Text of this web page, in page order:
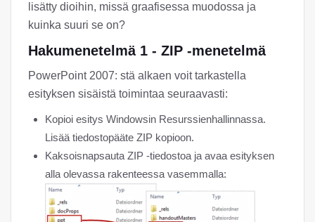
lisätty dioihin, missä graafisessa muodossa ja
kuinka suuri se on?
Hakumenetelmä 1 - ZIP -menetelmä
PowerPoint 2007: stä alkaen voit tarkastella
esityksen sisäistä toimintaa seuraavasti:
Kopioi esitys Windowsin Resurssienhallinnassa.
Lisää tiedostopääte ZIP kopioon.
Kaksoisnapsauta ZIP -tiedostoa ja avaa esityksen
alla olevassa rakenteessa vasemmalla: